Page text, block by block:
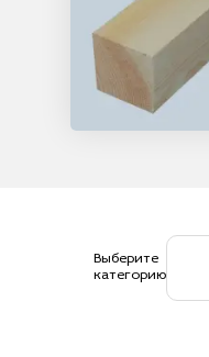
Выберите
категорию